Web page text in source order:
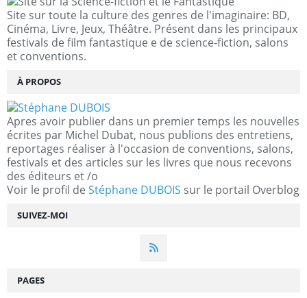
SUIVEZ-MOI
Site sur toute la culture des genres de l'imaginaire: BD,
Cinéma, Livre, Jeux, Théâtre. Présent dans les principaux
festivals de film fantastique e de science-fiction, salons
et conventions.
À PROPOS
Apres avoir publier dans un premier temps les nouvelles
écrites par Michel Dubat, nous publions des entretiens,
reportages réaliser à l'occasion de conventions, salons,
festivals et des articles sur les livres que nous recevons
des éditeurs et /o
Voir le profil de Stéphane DUBOIS sur le portail Overblog
PAGES